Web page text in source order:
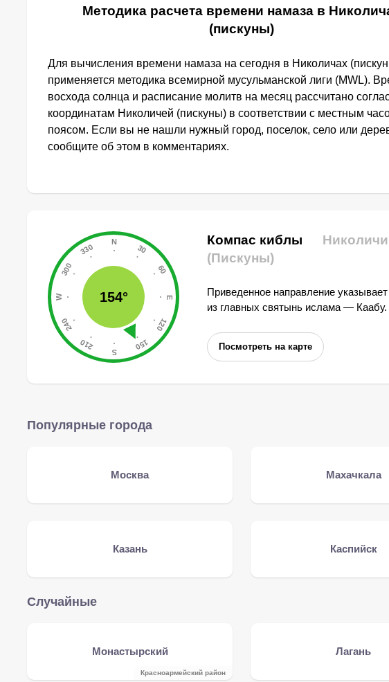
Методика расчета времени намаза в
(пискуны)
Для вычисления времени намаза на сегодня в Николичах
применяется методика всемирной мусульманской лиги (MWL).
восхода солнца и расписание молитв на месяц рассчитано
координатам Николичей (пискуны) в соответствии с местным
поясом. Если вы не нашли нужный город, поселок, село или
сообщите об этом в комментариях.
154°
Компас киблы
Николичи
(Пискуны)
Приведенное направление
из главных святынь ислама — Каабу.
Посмотреть на карте
Популярные города
Москва Махачкала
Казань Каспийск
Случайные
Монастырский
Красноармейский район
Лагань